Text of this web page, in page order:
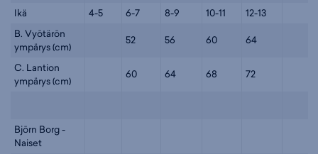
Ikä 4-5 6-7 8-9 10-11
12-13
B. Vyötärön
ympärys (cm)
52 56 60 64
C. Lantion
ympärys (cm)
60 64 68 72
Björn Borg -
Naiset